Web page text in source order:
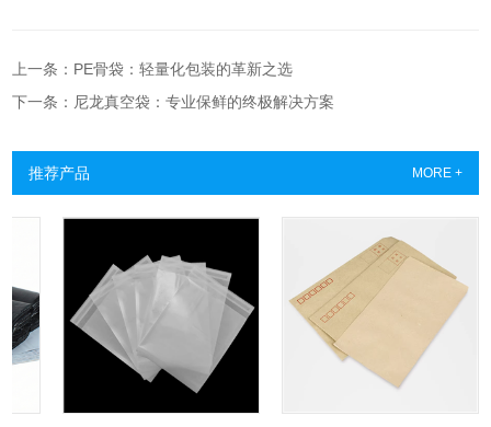
上一条：PE骨袋：轻量化包装的革新之选
下一条：尼龙真空袋：专业保鲜的终极解决方案
推荐产品 MORE +